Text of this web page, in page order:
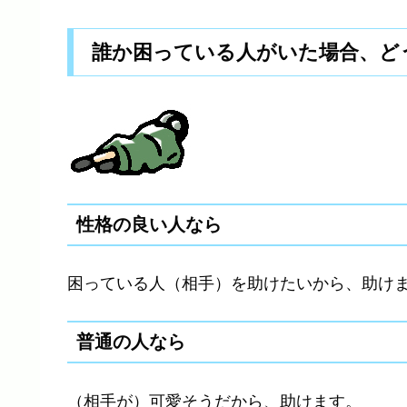
誰か困っている人がいた場合、ど
性格の良い人なら
困っている人（相手）を助けたいから、助けま
普通の人なら
（相手が）可愛そうだから、助けます。